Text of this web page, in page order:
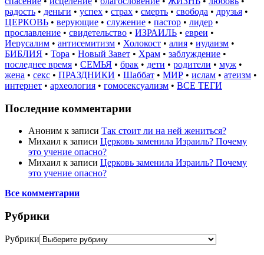
радость • деньги • успех • страх • смерть • свобода • друзья •
ЦЕРКОВЬ • верующие • служение • пастор • лидер •
прославление • свидетельство • ИЗРАИЛЬ • евреи •
Иерусалим • антисемитизм • Холокост • алия • иудаизм •
БИБЛИЯ • Тора • Новый Завет • Храм • заблуждение •
последнее время • СЕМЬЯ • брак • дети • родители • муж •
жена • секс • ПРАЗДНИКИ • Шаббат • МИР • ислам • атеизм •
интернет • археология • гомосексуализм • ВСЕ ТЕГИ
Последние комментарии
Аноним к записи Так стоит ли на ней жениться?
Михаил к записи Церковь заменила Израиль? Почему
это учение опасно?
Михаил к записи Церковь заменила Израиль? Почему
это учение опасно?
Все комментарии
Рубрики
Рубрики